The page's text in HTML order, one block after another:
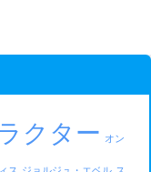
クター オン